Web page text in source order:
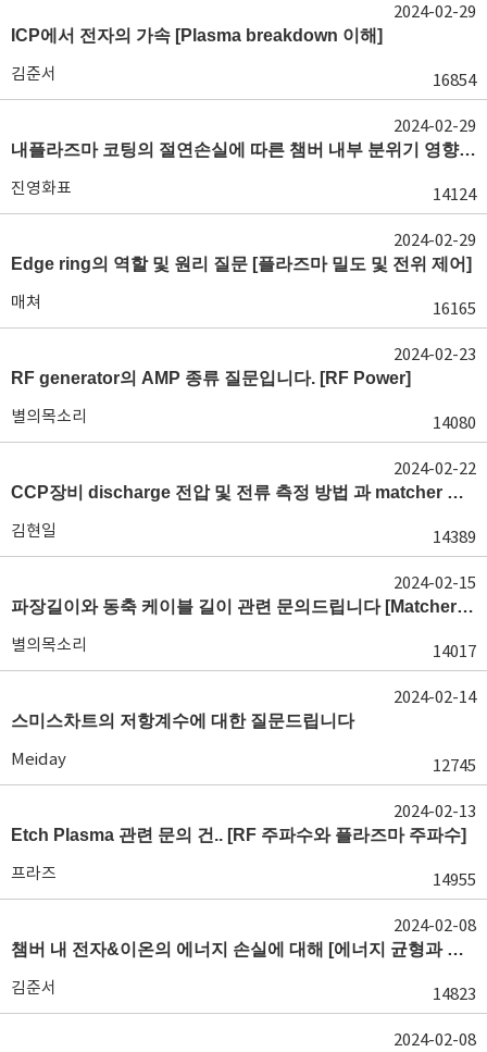
ICP에서 전자의 가속 [Plasma breakdown 이해]
김준서 16854
2024-02-29
내플라즈마 코팅의 절연손실에 따른 챔버 내부 분위기 영향 여부 질문드립니다. [유전체 상태 모니터링]
진영화표 14124
2024-02-29
Edge ring의 역할 및 원리 질문 [플라즈마 밀도 및 전위 제어]
매쳐 16165
2024-02-29
RF generator의 AMP 종류 질문입니다. [RF Power]
별의목소리 14080
2024-02-23
CCP장비 discharge 전압 및 전류 측정 방법 과 matcher 문제 관하여 [HV probe 전압 측정]
김현일 14389
2024-02-22
파장길이와 동축 케이블 길이 관련 문의드립니다 [Matcher 기능]
별의목소리 14017
2024-02-15
스미스차트의 저항계수에 대한 질문드립니다
Meiday 12745
2024-02-14
Etch Plasma 관련 문의 건.. [RF 주파수와 플라즈마 주파수]
프라즈 14955
2024-02-13
챔버 내 전자&이온의 에너지 손실에 대해 [에너지 균형과 입자 균형식]
김준서 14823
2024-02-08
2024-02-08